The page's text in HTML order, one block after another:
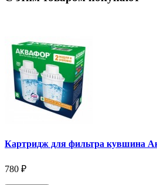
Картридж для фильтра кувшина
780 ₽